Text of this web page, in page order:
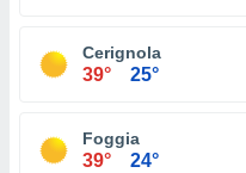
Cerignola
39° 25°
Foggia
39° 24°